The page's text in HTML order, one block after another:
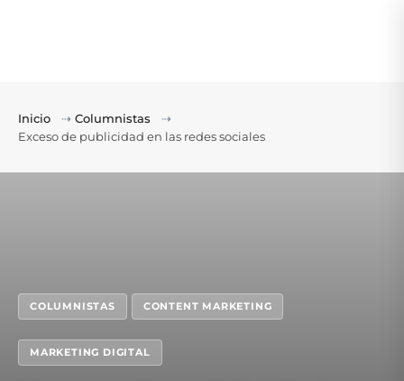
Inicio ⇢ Columnistas
⇢
Exceso de publicidad en las redes sociales
COLUMNISTAS CONTENT MARKETING
MARKETING DIGITAL